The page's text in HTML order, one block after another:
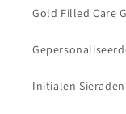
Gold Filled Care
Initialen Sieraden